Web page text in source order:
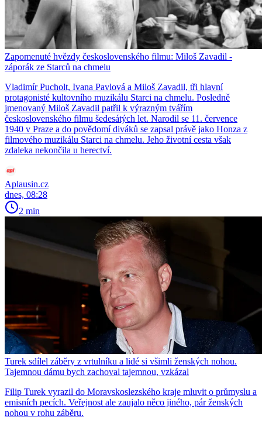
Zapomenuté hvězdy československého filmu: Miloš Zavadil -
záporák ze Starců na chmelu
Vladimír Pucholt, Ivana Pavlová a Miloš Zavadil, tři hlavní
protagonisté kultovního muzikálu Starci na chmelu. Posledně
jmenovaný Miloš Zavadil patřil k výrazným tvářím
československého filmu šedesátých let. Narodil se 11. července
1940 v Praze a do povědomí diváků se zapsal právě jako Honza z
filmového muzikálu Starci na chmelu. Jeho životní cesta však
zdaleka nekončila u herectví.
Aplausin.cz
dnes, 08:28
2 min
Turek sdílel záběry z vrtulníku a lidé si všimli ženských nohou.
Tajemnou dámu bych zachoval tajemnou, vzkázal
Filip Turek vyrazil do Moravskoslezského kraje mluvit o průmyslu a
emisních pecích. Veřejnost ale zaujalo něco jiného, pár ženských
nohou v rohu záběru.